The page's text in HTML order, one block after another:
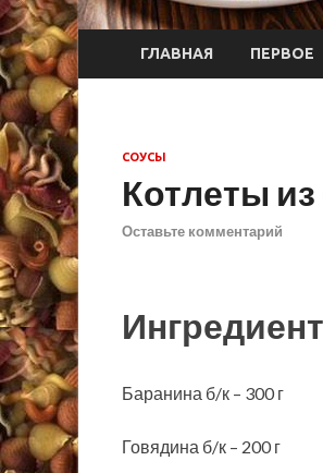
ГЛАВНАЯ ПЕРВОЕ
СОУСЫ
Котлеты
Оставьте комментарий
Баранина б/к – 300 г
Говядина б/к – 200 г